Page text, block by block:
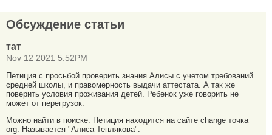
Обсуждение статьи
тат
Nov 12 2021 5:52PM
Петиция с просьбой проверить знания Алисы с учетом требований
средней школы, и правомерность выдачи аттестата. А так же
поверить условия проживания детей. Ребенок уже говорить не
может от перегрузок.
Можно найти в поиске. Петиция находится на сайте change точка
org. Называется "Алиса Теплякова".